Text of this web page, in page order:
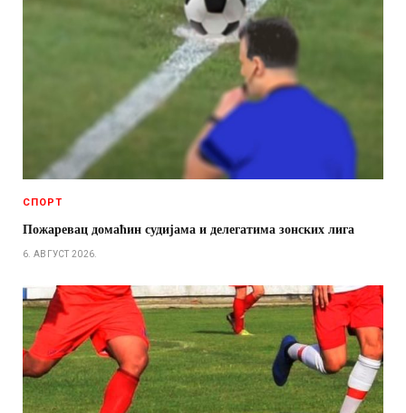
СПОРТ
Пожаревац домаћин судијама и делегатима зонских лига
6. АВГУСТ 2026.